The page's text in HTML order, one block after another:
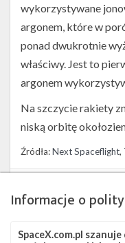
wykorzystywane
argonem, które w
ponad dwukrotnie
właściwy. Jest to
argonem
Na szczycie rakiety
niską orbitę
Źródła:Next Spaceflight,
OCISLY
Starlink Group 7-7
Informacje o
SpaceX.com.pl